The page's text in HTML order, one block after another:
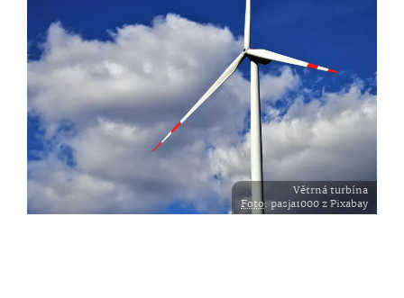
Větrná turbína
Foto: pasja1000 z Pixabay